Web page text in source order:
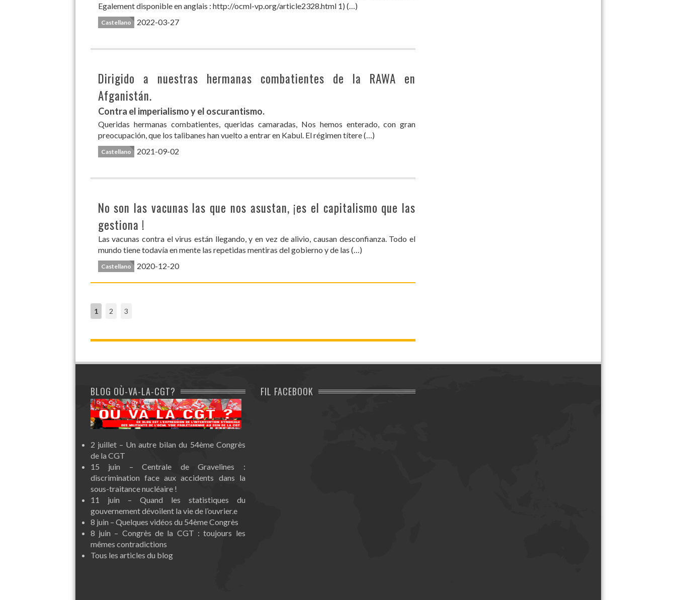
Egalement disponible en anglais : http://ocml-vp.org/article2328.html 1) (…)
Castellano 2022-03-27
Dirigido a nuestras hermanas combatientes de la RAWA en
Afganistán.
Contra el imperialismo y el oscurantismo.
Queridas hermanas combatientes, queridas camaradas, Nos hemos enterado, con gran
preocupación, que los talibanes han vuelto a entrar en Kabul. El régimen títere (…)
Castellano 2021-09-02
No son las vacunas las que nos asustan, ¡es el capitalismo que las
gestiona !
Las vacunas contra el virus están llegando, y en vez de alivio, causan desconfianza. Todo el
mundo tiene todavía en mente las repetidas mentiras del gobierno y de las (…)
Castellano 2020-12-20
1 2 3
BLOG OÙ-VA-LA-CGT?
2 juillet – Un autre bilan du 54ème Congrès
de la CGT
15 juin – Centrale de Gravelines :
discrimination face aux accidents dans la
sous-traitance nucléaire !
11 juin – Quand les statistiques du
gouvernement dévoilent la vie de l’ouvrier.e
8 juin – Quelques vidéos du 54ème Congrès
8 juin – Congrès de la CGT : toujours les
mêmes contradictions
Tous les articles du blog
FIL FACEBOOK